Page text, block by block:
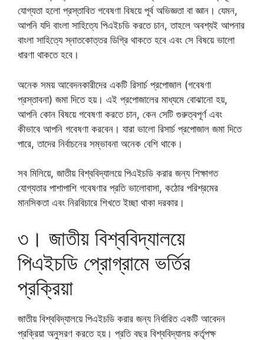
যোগ্যতা হলো প্রস্তাবিত গবেষণা বিষয়ে পূর্ব অভিজ্ঞতা বা জ্ঞান। যেমন,
আপনি যদি বাংলা সাহিত্যে পিএইচডি করতে চান, তাহলে অবশ্যই আপনার
বাংলা সাহিত্যে স্নাতকোত্তর ডিগ্রি থাকতে হবে এবং সে বিষয়ে ভালো
ধারণা থাকতে হবে।
অনেক সময় আবেদনকারীদের একটি রিসার্চ প্রপোজাল (গবেষণা
প্রস্তাবনা) জমা দিতে হয়। এই প্রপোজালের মাধ্যমে বোঝানো হয়,
আপনি কোন বিষয়ে গবেষণা করতে চান, কেন সেটি গুরুত্বপূর্ণ এবং
কীভাবে আপনি গবেষণা করবেন। যারা ভালো রিসার্চ প্রপোজাল জমা দিতে
পারে, তাদের নির্বাচনের সম্ভাবনা অনেক বেশি থাকে।
সব মিলিয়ে, জাতীয় বিশ্ববিদ্যালয়ে পিএইচডি করার জন্য শিক্ষাগত
যোগ্যতার পাশাপাশি গবেষণার প্রতি ভালোবাসা, কঠোর পরিশ্রমের
মানসিকতা এবং নিরবিচারে শিখতে ইচ্ছা থাকা দরকার।
৩। জাতীয় বিশ্ববিদ্যালয়ে
পিএইচডি প্রোগ্রামে ভর্তির
প্রক্রিয়া
জাতীয় বিশ্ববিদ্যালয়ে পিএইচডি করার জন্য নির্ধারিত একটি আবেদন
প্রক্রিয়া অনুসরণ করতে হয়। প্রতি বছর বিশ্ববিদ্যালয় কর্তৃপক্ষ